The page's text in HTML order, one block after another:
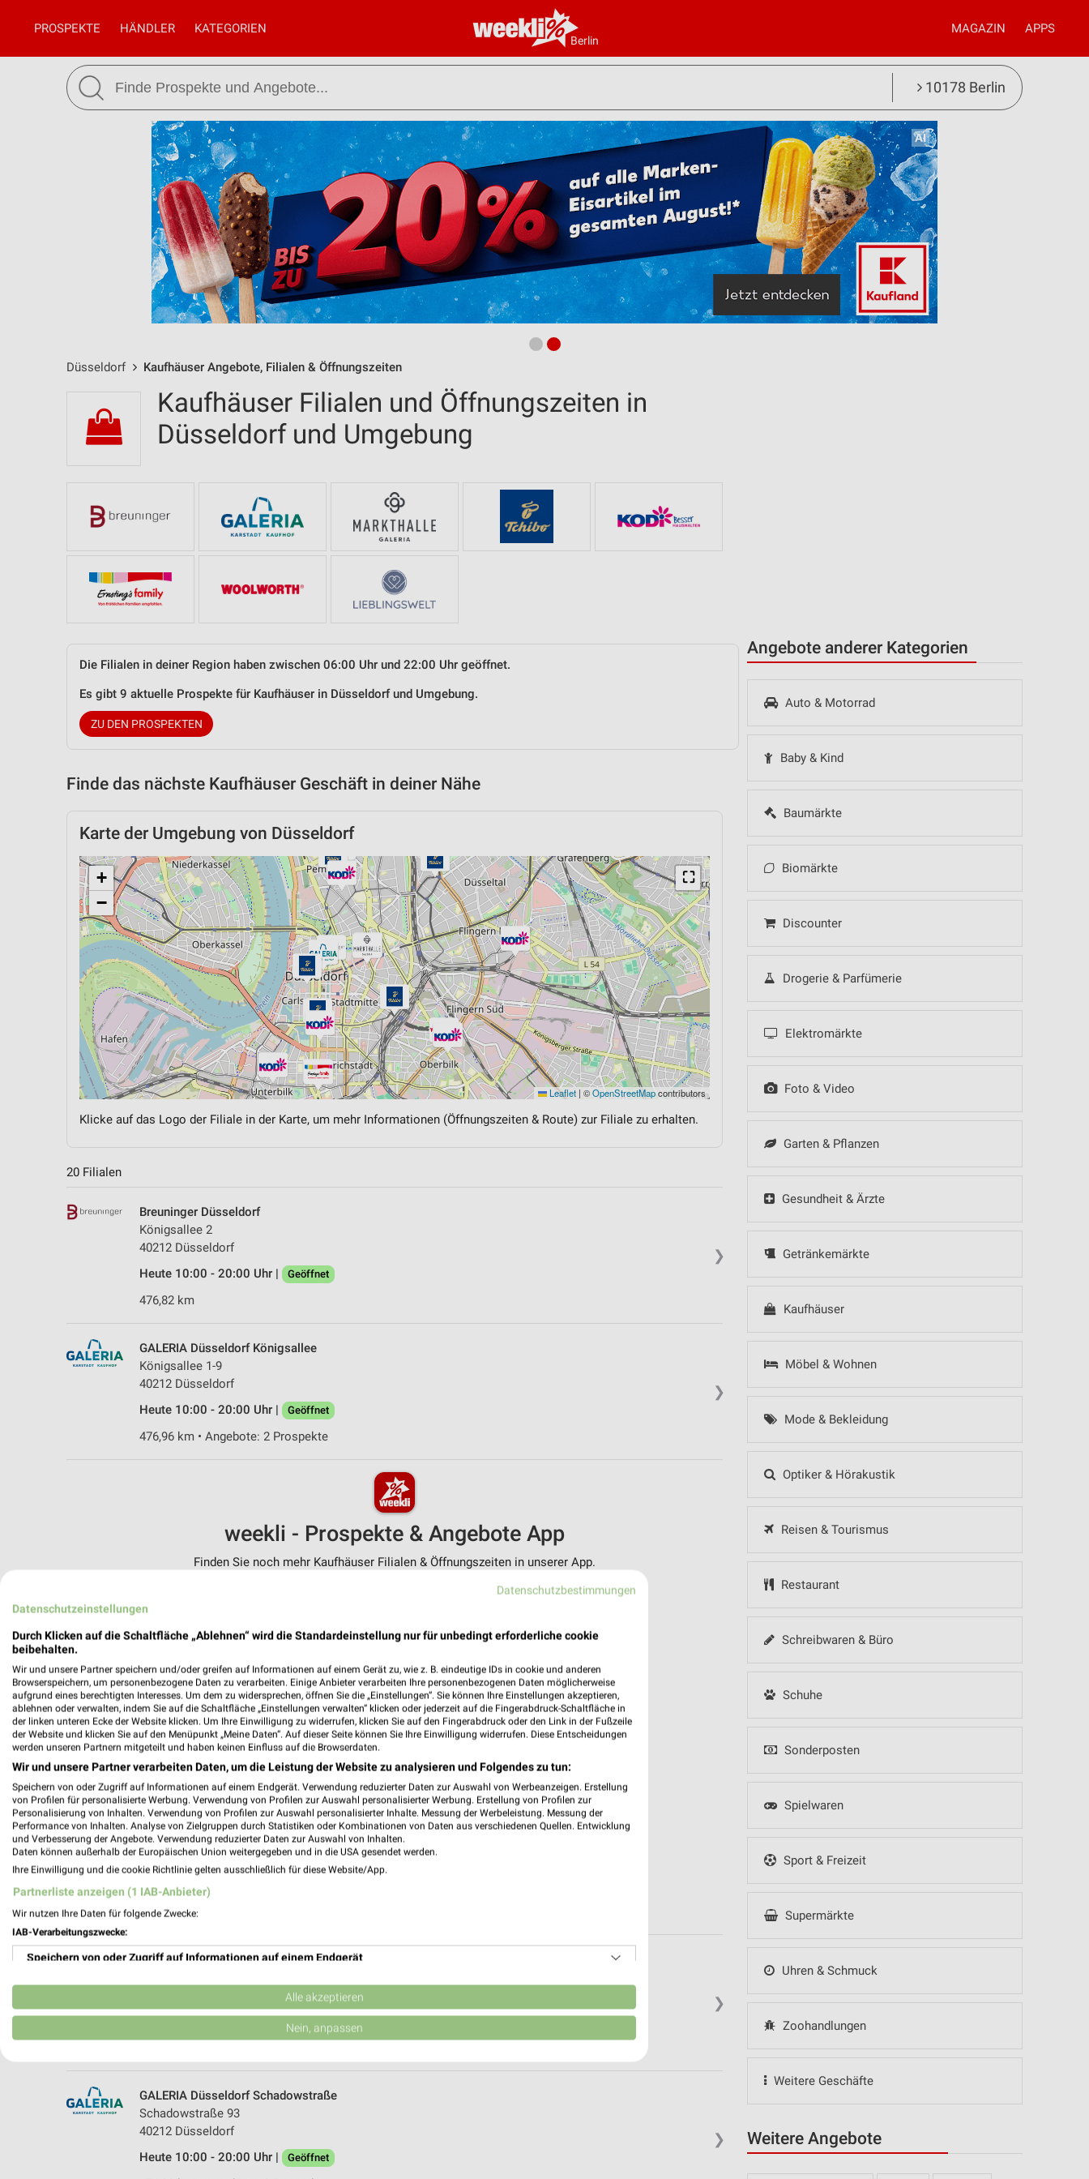
Berlin
PROSPEKTE HÄNDLER KATEGORIEN MAGAZIN APPS
10178 Berlin
Düsseldorf Kaufhäuser Angebote, Filialen & Öffnungszeiten
Angebote anderer Kategorien
Auto & Motorrad
Baby & Kind
Baumärkte
Biomärkte
Discounter
Drogerie & Parfümerie
Elektromärkte
Foto & Video
Garten & Pflanzen
Gesundheit & Ärzte
Getränkemärkte
Kaufhäuser
Möbel & Wohnen
Mode & Bekleidung
Optiker & Hörakustik
Reisen & Tourismus
Restaurant
Schreibwaren & Büro
Schuhe
Sonderposten
Spielwaren
Sport & Freizeit
Supermärkte
Uhren & Schmuck
Zoohandlungen
Weitere Geschäfte
Weitere Angebote
Kaufhäuser Filialen und Öffnungszeiten in
Düsseldorf und Umgebung
Die Filialen in deiner Region haben zwischen 06:00 Uhr und 22:00 Uhr geöffnet.
Es gibt 9 aktuelle Prospekte für Kaufhäuser in Düsseldorf und Umgebung.
ZU DEN PROSPEKTEN
Finde das nächste Kaufhäuser Geschäft in deiner Nähe
Karte der Umgebung von Düsseldorf
⛶
+
−
Leaflet | ©OpenStreetMapcontributors
Klicke auf das Logo der Filiale in der Karte, um mehr Informationen (Öffnungszeiten & Route) zur Filiale zu erhalten.
20 Filialen
❯
Breuninger Düsseldorf
Königsallee 2
40212 Düsseldorf
Heute 10:00 - 20:00 Uhr |
Geöffnet
476,82 km
❯
GALERIA Düsseldorf Königsallee
Königsallee 1-9
40212 Düsseldorf
Heute 10:00 - 20:00 Uhr |
Geöffnet
476,96 km • Angebote: 2 Prospekte
weekli - Prospekte & Angebote App
Finden Sie noch mehr Kaufhäuser Filialen & Öffnungszeiten in unserer App.
✔Push-Benachrichtigungen bei neuen Prospekten
Einkaufsliste - Einkauf stressfrei planen
Nutze weekli auch mobil – App jetzt laden oder QR-Code scannen.
❯
GALERIA Markthalle Düsseldorf
Heute 10:00 - 20:00 Uhr | Geöffnet
❯
GALERIA Düsseldorf Schadowstraße
Schadowstraße 93
40212 Düsseldorf
Heute 10:00 - 20:00 Uhr |
Geöffnet
Datenschutzbestimmungen
Datenschutzeinstellungen
Durch Klicken auf die Schaltfläche „Ablehnen“ wird die Standardeinstellung nur für unbedingt erforderliche cookie
beibehalten.
Wir und unsere Partner speichern und/oder greifen auf Informationen auf einem Gerät zu, wie z. B. eindeutige IDs in cookie und anderen
Browserspeichern, um personenbezogene Daten zu verarbeiten. Einige Anbieter verarbeiten Ihre personenbezogenen Daten möglicherweise
aufgrund eines berechtigten Interesses. Um dem zu widersprechen, öffnen Sie die „Einstellungen“. Sie können Ihre Einstellungen akzeptieren,
ablehnen oder verwalten, indem Sie auf die Schaltfläche „Einstellungen verwalten“ klicken oder jederzeit auf die Fingerabdruck-Schaltfläche in
der linken unteren Ecke der Website klicken. Um Ihre Einwilligung zu widerrufen, klicken Sie auf den Fingerabdruck oder den Link in der Fußzeile
der Website und klicken Sie auf den Menüpunkt „Meine Daten“. Auf dieser Seite können Sie Ihre Einwilligung widerrufen. Diese Entscheidungen
werden unseren Partnern mitgeteilt und haben keinen Einfluss auf die Browserdaten.
Wir und unsere Partner verarbeiten Daten, um die Leistung der Website zu analysieren und Folgendes zu tun:
Speichern von oder Zugriff auf Informationen auf einem Endgerät. Verwendung reduzierter Daten zur Auswahl von Werbeanzeigen. Erstellung
von Profilen für personalisierte Werbung. Verwendung von Profilen zur Auswahl personalisierter Werbung. Erstellung von Profilen zur
Personalisierung von Inhalten. Verwendung von Profilen zur Auswahl personalisierter Inhalte. Messung der Werbeleistung. Messung der
Performance von Inhalten. Analyse von Zielgruppen durch Statistiken oder Kombinationen von Daten aus verschiedenen Quellen. Entwicklung
und Verbesserung der Angebote. Verwendung reduzierter Daten zur Auswahl von Inhalten.
Daten können außerhalb der Europäischen Union weitergegeben und in die USA gesendet werden.
Ihre Einwilligung und die cookie Richtlinie gelten ausschließlich für diese Website/App.
Partnerliste anzeigen (1 IAB-Anbieter)
Wir nutzen Ihre Daten für folgende Zwecke:
IAB-Verarbeitungszwecke:
Speichern von oder Zugriff auf Informationen auf einem Endgerät
Verwendung reduzierter Daten zur Auswahl von Werbeanzeigen
Erstellung von Profilen für personalisierte Werbung
Erstellung von Profilen zur Personalisierung von Inhalten
Verwendung von Profilen zur Auswahl personalisierter Inhalte
Messung der Werbeleistung
Alle akzeptieren
Nein, anpassen